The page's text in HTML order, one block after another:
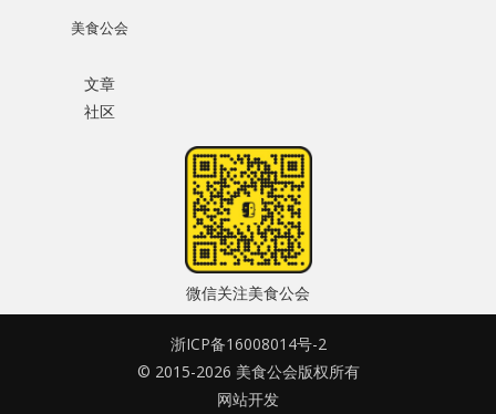
美食公会
文章
社区
微信关注美食公会
浙ICP备16008014号-2
© 2015-2026 美食公会版权所有
网站开发